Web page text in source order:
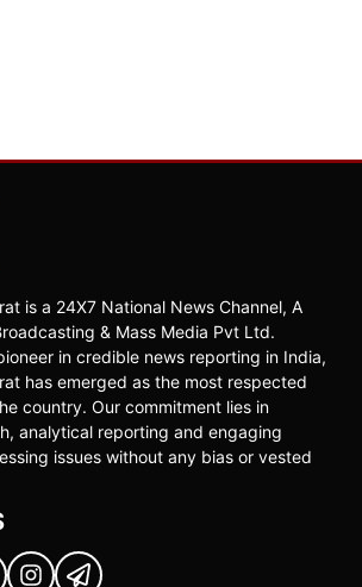
is a 24X7 National News Channel, A
& Mass Media Pvt Ltd.
in credible news reporting in India,
has emerged as the most respected
country. Our commitment lies in
analytical reporting and engaging
issues without any bias or vested